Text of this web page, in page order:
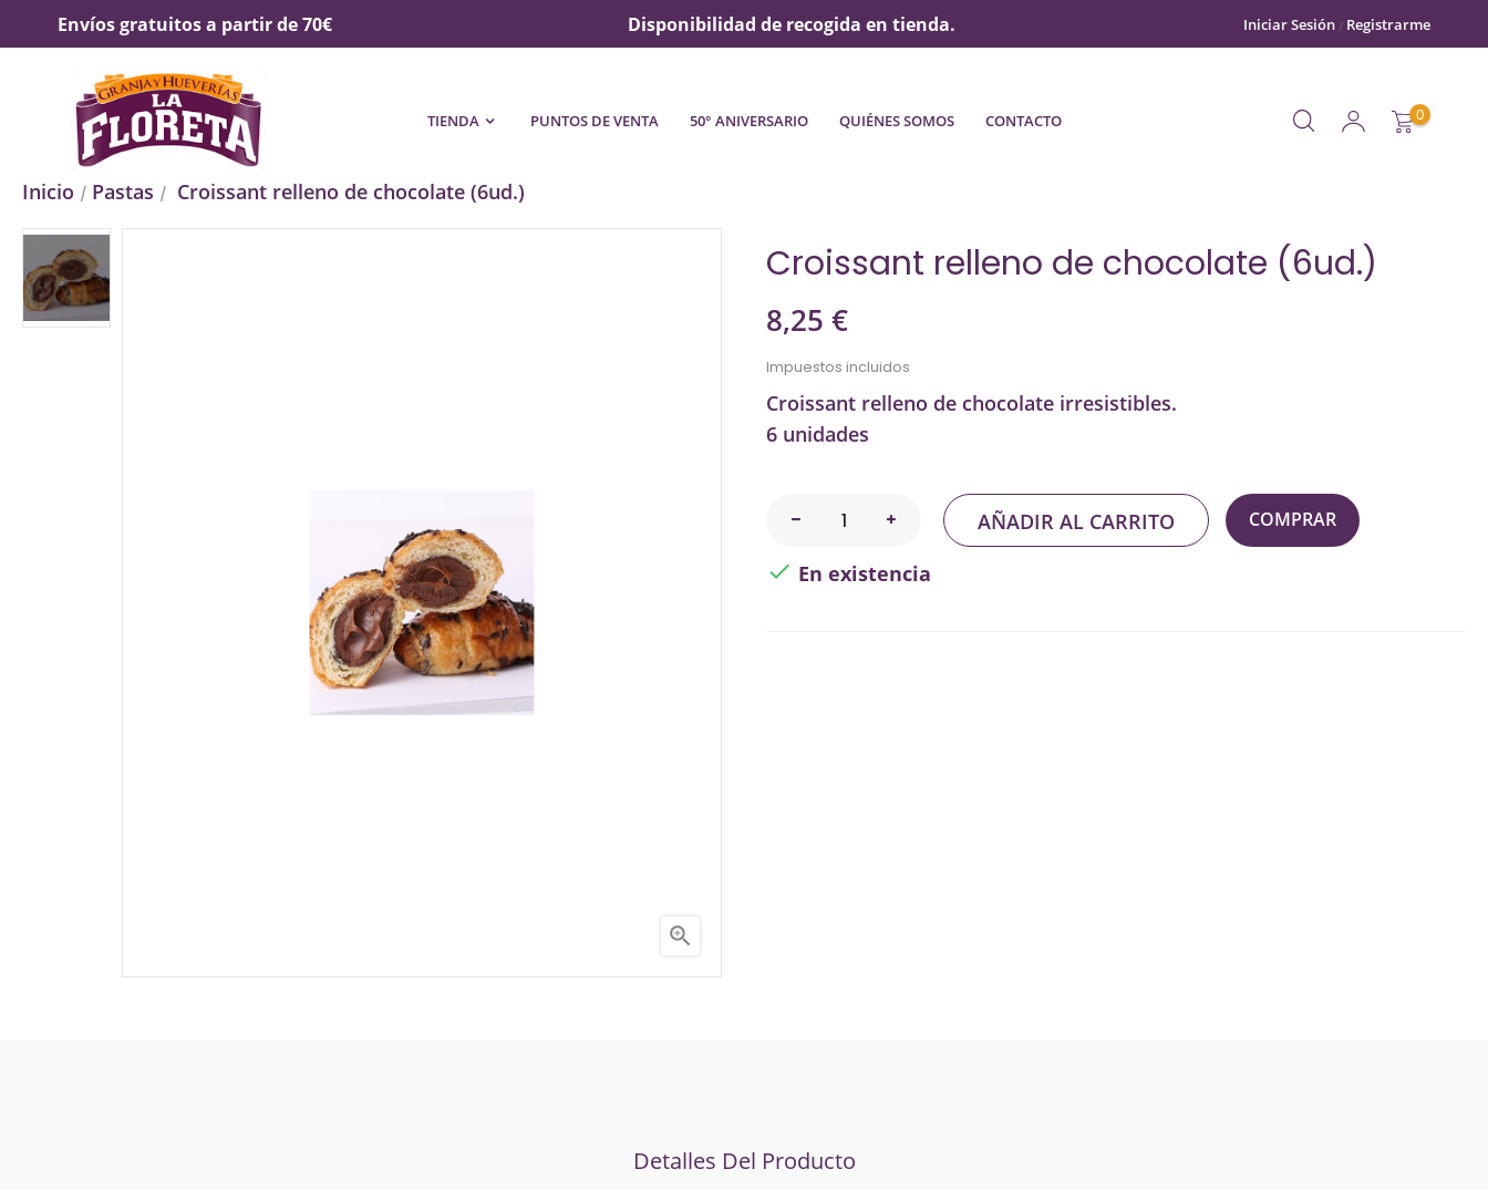
Envíos gratuitos a partir de 70€ Disponibilidad de recogida en tienda. Iniciar Sesión Registrarme
TIENDA PUNTOS DE VENTA 50° ANIVERSARIO QUIÉNES SOMOS CONTACTO 0
Inicio Pastas Croissant relleno de chocolate (6ud.)

Croissant relleno de chocolate (6ud.)
8,25 €
Impuestos incluidos
Croissant relleno de chocolate irresistibles.
6 unidades
AÑADIR AL CARRITO COMPRAR
 En existencia
Detalles Del Producto